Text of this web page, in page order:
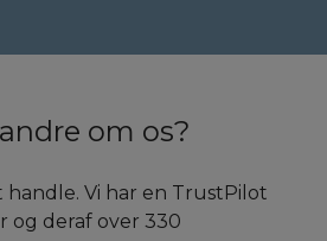
om os?
handle. Vi har en TrustPilot
og deraf over 330